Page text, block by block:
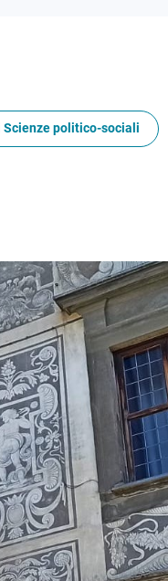
Scienze politico-sociali